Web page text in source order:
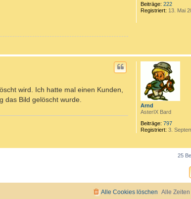
Beiträge: 222
Registriert: 13. Mai
Arnd
AsterIX Bard
Beiträge: 797
Registriert: 3.
wird. Ich hatte mal einen Kunden,
das Bild gelöscht wurde.
25
Alle Zeiten
Alle Cookies löschen